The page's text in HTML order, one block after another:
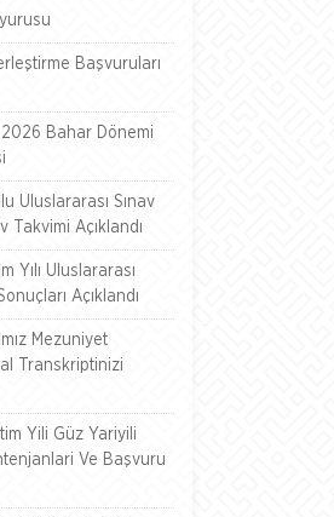
Başvuruları
2026 Bahar Dönemi
Uluslararası Sınav
Takvimi Açıklandı
Yılı Uluslararası
Açıklandı
Mezuniyet
Transkriptinizi
Yili Güz Yariyili
Ve Başvuru